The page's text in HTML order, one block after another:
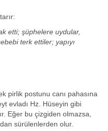
etti; şüphelere uydular,
terk ettiler; yapıyı
pirlik postunu canı pahasına
evladı Hz. Hüseyin gibi
Eğer bu çizgiden olmazsa,
sürülenlerden olur.